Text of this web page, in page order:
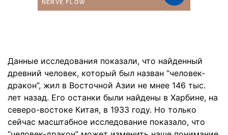
Данные исследования показали, что найденный
древний человек, который был назван “человек-
дракон”, жил в Восточной Азии не мнее 146 тыс.
лет назад. Его останки были найдены в Харбине, на
северо-востоке Китая, в 1933 году. Но только
сейчас масштабное исследование показало, что